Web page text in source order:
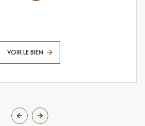
VOIR LE BIEN